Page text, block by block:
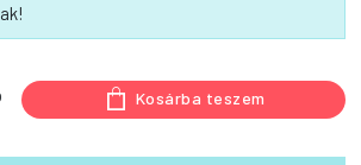
Kosárba teszem